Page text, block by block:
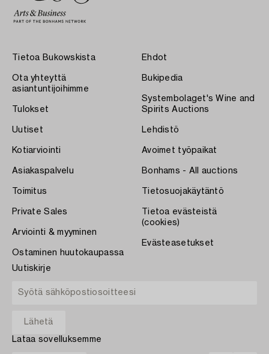
Tietoa Bukowskista
Ota yhteyttä
asiantuntijoihimme
Tulokset
Uutiset
Kotiarviointi
Asiakaspalvelu
Toimitus
Private Sales
Arviointi & myyminen
Ostaminen huutokaupassa
Ehdot
Bukipedia
Systembolaget's Wine and
Spirits Auctions
Lehdistö
Avoimet työpaikat
Bonhams - All auctions
Tietosuojakäytäntö
Tietoa evästeistä
(cookies)
Evästeasetukset
Uutiskirje
Lataa sovelluksemme